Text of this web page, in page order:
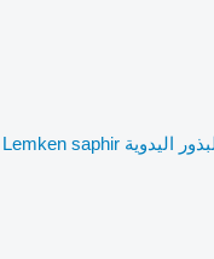
ماكينة بذر البذور اليدوية Lemken saphir